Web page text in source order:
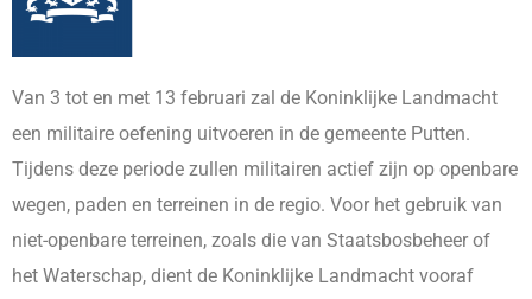
Van 3 tot en met 13 februari zal de Koninklijke Landmacht
een militaire oefening uitvoeren in de gemeente Putten.
Tijdens deze periode zullen militairen actief zijn op openbare
wegen, paden en terreinen in de regio. Voor het gebruik van
niet-openbare terreinen, zoals die van Staatsbosbeheer of
het Waterschap, dient de Koninklijke Landmacht vooraf